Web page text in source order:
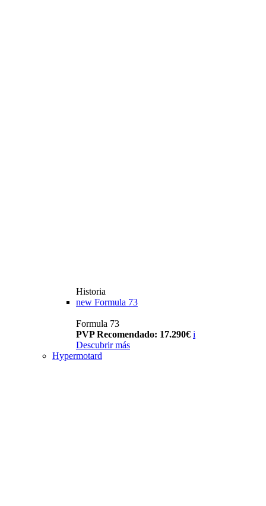
Historia
new Formula 73
Formula 73
PVP Recomendado: 17.290€ i
Descubrir más
Hypermotard